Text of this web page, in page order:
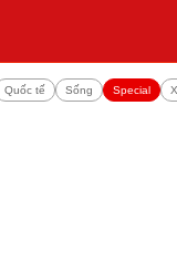
Quốc tế Sống Special